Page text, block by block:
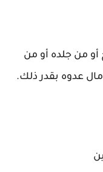
من جلده أو من
عدوه بقدر ذلك.